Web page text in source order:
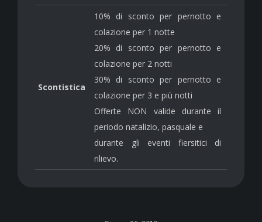
Scontistica
10% di sconto per pernotto e
colazione per 1 notte
20% di sconto per pernotto e
colazione per 2 notti
30% di sconto per pernotto e
colazione per 3 e più notti
Offerte NON valide durante il
periodo natalizio, pasquale e
durante gli eventi fiersitici di
rilievo.